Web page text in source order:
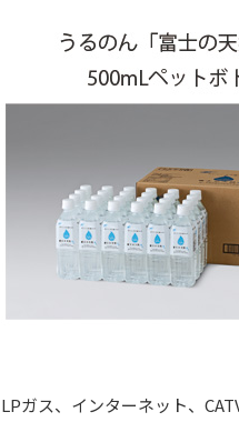
LPガス、インターネット、